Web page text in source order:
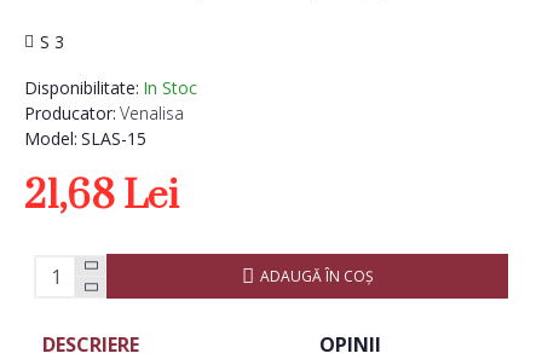
Disponibilitate: In Stoc
Producator: Venalisa
Model: SLAS-15
S 3
21,68 Lei
ADAUGĂ ÎN COŞ
DESCRIERE OPINII